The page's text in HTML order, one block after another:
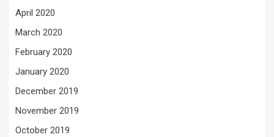
April 2020
March 2020
February 2020
January 2020
December 2019
November 2019
October 2019